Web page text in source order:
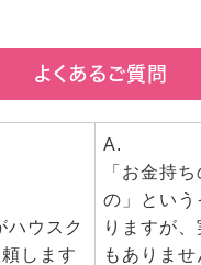
よくあるご質問
ハウスク
します
A.
「お金持
の」という
りますが
もありま